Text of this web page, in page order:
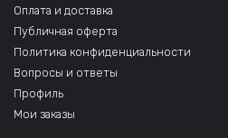
Оплата и доставка
Публичная оферта
Политика конфиденциальности
Вопросы и ответы
Профиль
Мои заказы